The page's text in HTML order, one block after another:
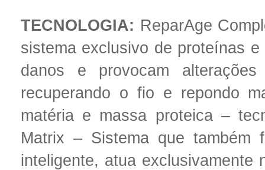
TECNOLOGIA: ReparAge
sistema exclusivo de proteínas
danos e provocam
recuperando o fio e repondo
matéria e massa proteica –
Matrix – Sistema que também
inteligente, atua exclusivamente